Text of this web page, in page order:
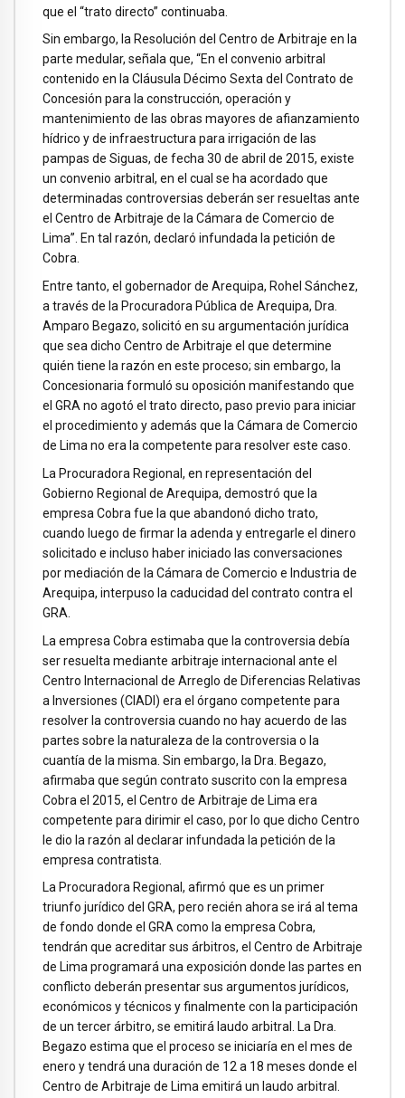
que el “trato directo” continuaba.
Sin embargo, la Resolución del Centro de Arbitraje en la
parte medular, señala que, “En el convenio arbitral
contenido en la Cláusula Décimo Sexta del Contrato de
Concesión para la construcción, operación y
mantenimiento de las obras mayores de afianzamiento
hídrico y de infraestructura para irrigación de las
pampas de Siguas, de fecha 30 de abril de 2015, existe
un convenio arbitral, en el cual se ha acordado que
determinadas controversias deberán ser resueltas ante
el Centro de Arbitraje de la Cámara de Comercio de
Lima”. En tal razón, declaró infundada la petición de
Cobra.
Entre tanto, el gobernador de Arequipa, Rohel Sánchez,
a través de la Procuradora Pública de Arequipa, Dra.
Amparo Begazo, solicitó en su argumentación jurídica
que sea dicho Centro de Arbitraje el que determine
quién tiene la razón en este proceso; sin embargo, la
Concesionaria formuló su oposición manifestando que
el GRA no agotó el trato directo, paso previo para iniciar
el procedimiento y además que la Cámara de Comercio
de Lima no era la competente para resolver este caso.
La Procuradora Regional, en representación del
Gobierno Regional de Arequipa, demostró que la
empresa Cobra fue la que abandonó dicho trato,
cuando luego de firmar la adenda y entregarle el dinero
solicitado e incluso haber iniciado las conversaciones
por mediación de la Cámara de Comercio e Industria de
Arequipa, interpuso la caducidad del contrato contra el
GRA.
La empresa Cobra estimaba que la controversia debía
ser resuelta mediante arbitraje internacional ante el
Centro Internacional de Arreglo de Diferencias Relativas
a Inversiones (CIADI) era el órgano competente para
resolver la controversia cuando no hay acuerdo de las
partes sobre la naturaleza de la controversia o la
cuantía de la misma. Sin embargo, la Dra. Begazo,
afirmaba que según contrato suscrito con la empresa
Cobra el 2015, el Centro de Arbitraje de Lima era
competente para dirimir el caso, por lo que dicho Centro
le dio la razón al declarar infundada la petición de la
empresa contratista.
La Procuradora Regional, afirmó que es un primer
triunfo jurídico del GRA, pero recién ahora se irá al tema
de fondo donde el GRA como la empresa Cobra,
tendrán que acreditar sus árbitros, el Centro de Arbitraje
de Lima programará una exposición donde las partes en
conflicto deberán presentar sus argumentos jurídicos,
económicos y técnicos y finalmente con la participación
de un tercer árbitro, se emitirá laudo arbitral. La Dra.
Begazo estima que el proceso se iniciaría en el mes de
enero y tendrá una duración de 12 a 18 meses donde el
Centro de Arbitraje de Lima emitirá un laudo arbitral.